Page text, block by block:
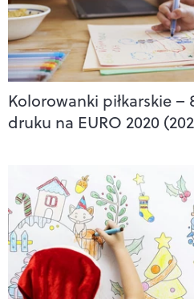
Kolorowanki piłkarskie
druku na EURO 2020